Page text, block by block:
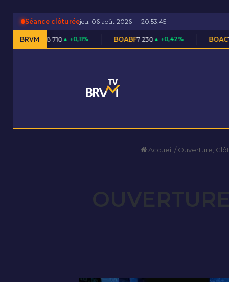
Séance clôturéejeu. 06 août 2026 — 20:53:45
BRVM
▲ +0,11% BOABF7 230 ▲ +0,42% BOAC11 600 ▬ 0,00%
Accueil / Ouverture,